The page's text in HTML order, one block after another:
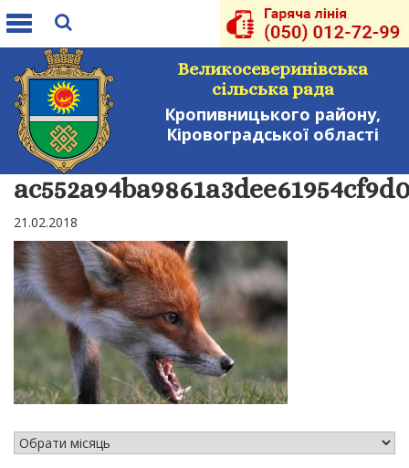
Toggle
Великосеверинівська
сільська рада
Кропивницького району,
Кіровоградської області
21.02.2018